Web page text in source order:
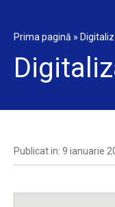
Prima pagină »
Publicat in: 9 ianuarie